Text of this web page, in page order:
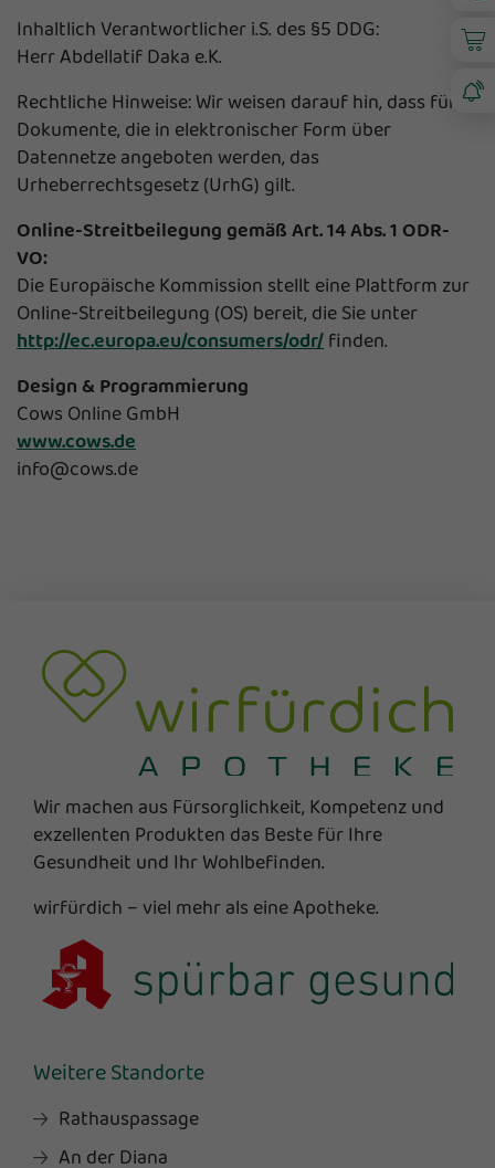
Inhaltlich Verantwortlicher i.S. des §5 DDG:
Herr Abdellatif Daka e.K.
Rechtliche Hinweise: Wir weisen darauf hin, dass für
Dokumente, die in elektronischer Form über
Datennetze angeboten werden, das
Urheberrechtsgesetz (UrhG) gilt.
Online-Streitbeilegung gemäß Art. 14 Abs. 1 ODR-
VO:
Die Europäische Kommission stellt eine Plattform zur
Online-Streitbeilegung (OS) bereit, die Sie unter
http://ec.europa.eu/consumers/odr/finden.
Design & Programmierung
Cows Online GmbH
www.cows.de
info@cows.de
Wir machen aus Fürsorglichkeit, Kompetenz und
exzellenten Produkten das Beste für Ihre
Gesundheit und Ihr Wohlbefinden.
wirfürdich – viel mehr als eine Apotheke.
Weitere Standorte
Rathauspassage
An der Diana